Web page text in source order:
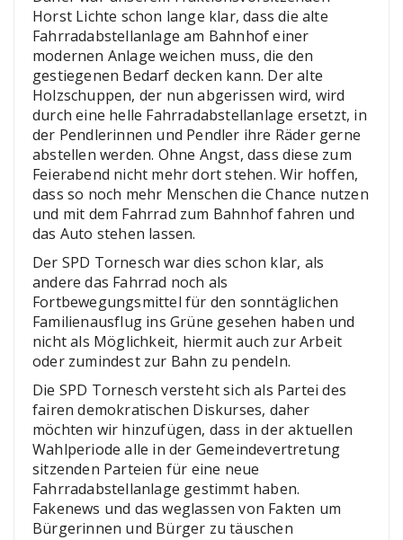
Horst Lichte schon lange klar, dass die alte
Fahrradabstellanlage am Bahnhof einer
modernen Anlage weichen muss, die den
gestiegenen Bedarf decken kann. Der alte
Holzschuppen, der nun abgerissen wird, wird
durch eine helle Fahrradabstellanlage ersetzt, in
der Pendlerinnen und Pendler ihre Räder gerne
abstellen werden. Ohne Angst, dass diese zum
Feierabend nicht mehr dort stehen. Wir hoffen,
dass so noch mehr Menschen die Chance nutzen
und mit dem Fahrrad zum Bahnhof fahren und
das Auto stehen lassen.
Der SPD Tornesch war dies schon klar, als
andere das Fahrrad noch als
Fortbewegungsmittel für den sonntäglichen
Familienausflug ins Grüne gesehen haben und
nicht als Möglichkeit, hiermit auch zur Arbeit
oder zumindest zur Bahn zu pendeln.
Die SPD Tornesch versteht sich als Partei des
fairen demokratischen Diskurses, daher
möchten wir hinzufügen, dass in der aktuellen
Wahlperiode alle in der Gemeindevertretung
sitzenden Parteien für eine neue
Fahrradabstellanlage gestimmt haben.
Fakenews und das weglassen von Fakten um
Bürgerinnen und Bürger zu täuschen